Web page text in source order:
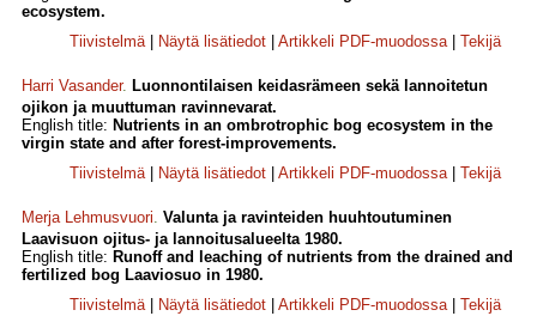
ecosystem.
Tiivistelmä| Näytä lisätiedot Artikkeli PDF-muodossa| Tekijä
Harri Vasander. Luonnontilaisen keidasrämeen sekä lannoitetun
ojikon ja muuttuman ravinnevarat.
English title: Nutrients in an ombrotrophic bog ecosystem in the
virgin state and after forest-improvements.
Tiivistelmä| Näytä lisätiedot Artikkeli PDF-muodossa| Tekijä
Merja Lehmusvuori. Valunta ja ravinteiden huuhtoutuminen
Laavisuon ojitus- ja lannoitusalueelta 1980.
English title: Runoff and leaching of nutrients from the drained and
fertilized bog Laaviosuo in 1980.
Tiivistelmä| Näytä lisätiedot Artikkeli PDF-muodossa| Tekijä